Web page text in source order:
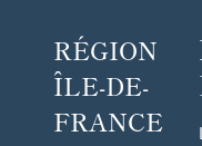
RÉGION
ÎLE-DE-
FRANCE